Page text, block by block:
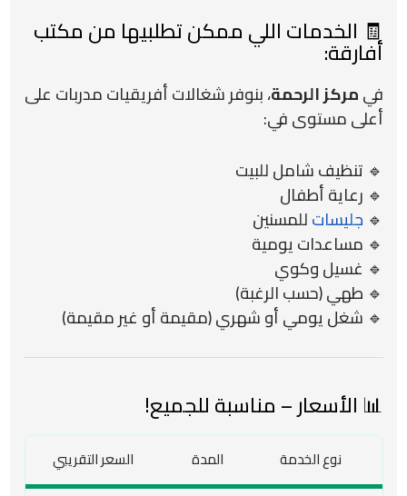
🧾 الخدمات اللي ممكن تطلبيها من مكتب
أفارقة:
فيمركز الرحمة، بنوفر شغالات أفريقيات مدربات على
أعلى مستوى في:
🔹 تنظيف شامل للبيت
🔹 رعاية أطفال
🔹 جليساتللمسنين
🔹 مساعدات يومية
🔹 غسيل وكوي
🔹 طهي (حسب الرغبة)
🔹 شغل يومي أو شهري (مقيمة أو غير مقيمة)
📊 الأسعار – مناسبة للجميع!
نوع الخدمة المدة السعر التقريبي